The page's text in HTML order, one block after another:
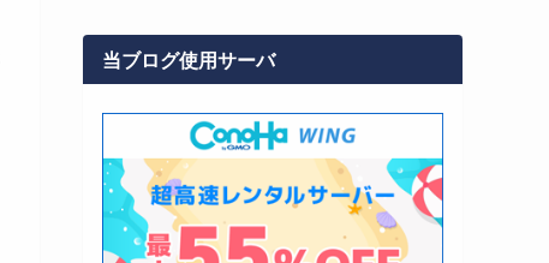
当ブログ使用サーバ